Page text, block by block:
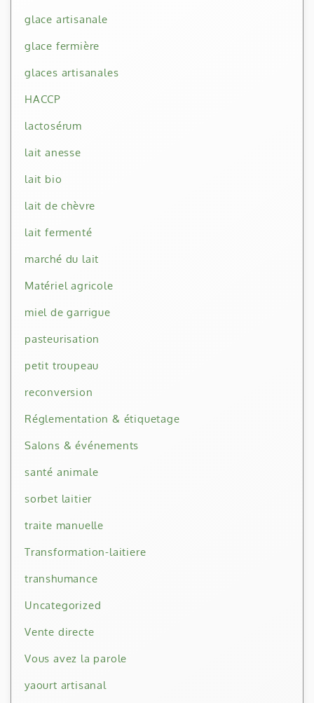
glace artisanale
glace fermière
glaces artisanales
HACCP
lactosérum
lait anesse
lait bio
lait de chèvre
lait fermenté
marché du lait
Matériel agricole
miel de garrigue
pasteurisation
petit troupeau
reconversion
Réglementation & étiquetage
Salons & événements
santé animale
sorbet laitier
traite manuelle
Transformation-laitiere
transhumance
Uncategorized
Vente directe
Vous avez la parole
yaourt artisanal